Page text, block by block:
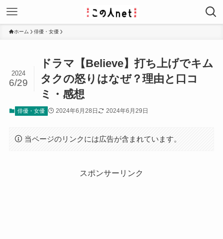
ホーム 俳優・女優
ドラマ【Believe】打ち上げでキム
タクの怒りはなぜ？理由と口コ
ミ・感想
2024
6/29
俳優・女優 2024年6月28日 2024年6月29日
当ページのリンクには広告が含まれています。
スポンサーリンク